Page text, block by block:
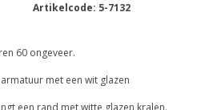
Artikelcode: 5-7132
60 ongeveer.
met een wit glazen